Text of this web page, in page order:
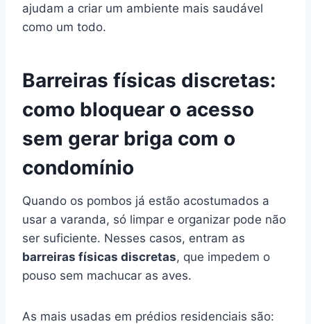
ajudam a criar um ambiente mais saudável
como um todo.
Barreiras físicas discretas:
como bloquear o acesso
sem gerar briga com o
condomínio
Quando os pombos já estão acostumados a
usar a varanda, só limpar e organizar pode não
ser suficiente. Nesses casos, entram as
barreiras físicas discretas, que impedem o
pouso sem machucar as aves.
As mais usadas em prédios residenciais são: